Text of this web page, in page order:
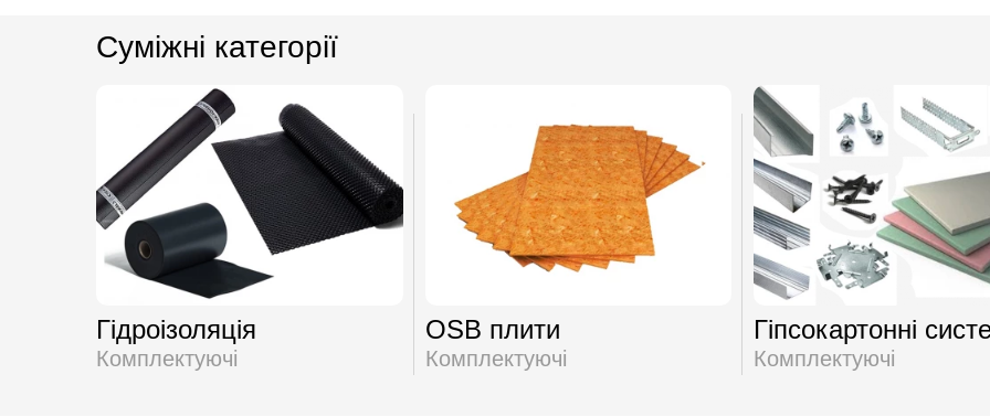
Суміжні категорії
Гідроізоляція
Комплектуючі
OSB плити
Комплектуючі
Гіпсокартонні
Комплектуючі